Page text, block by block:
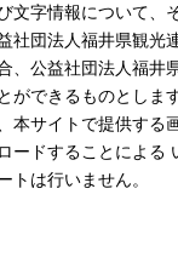
文字情報について、
社団法人福井県観光
、公益社団法人福井
ができるものとしま
本サイトで提供する
ードすることによる
トは行いません。